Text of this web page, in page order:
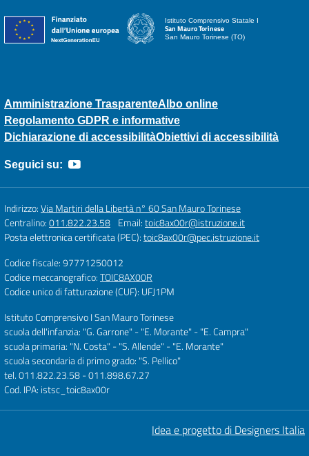
Istituto Comprensivo Statale I
San Mauro Torinese
San Mauro Torinese (TO)
Amministrazione TrasparenteAlbo online
Regolamento GDPR e informative
Dichiarazione di accessibilitàObiettivi di accessibilità
Seguici su:
Indirizzo:Via Martiri della Libertà n° 60 San Mauro Torinese
Centralino:011.822.23.58 Email:toic8ax00r@istruzione.it
Posta elettronica certificata (PEC):toic8ax00r@pec.istruzione.it
Codice fiscale: 97771250012
Codice meccanografico:TOIC8AX00R
Codice unico di fatturazione (CUF): UFJ1PM
Istituto Comprensivo I San Mauro Torinese
scuola dell'infanzia: "G. Garrone" - "E. Morante" - "E. Campra"
scuola primaria: "N. Costa" - "S. Allende" - "E. Morante"
scuola secondaria di primo grado: "S. Pellico"
tel. 011.822.23.58 - 011.898.67.27
Cod. IPA: istsc_toic8ax00r
Idea e progetto di Designers Italia